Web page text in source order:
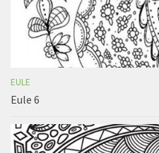
EULE
Eule 6